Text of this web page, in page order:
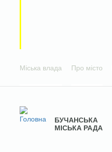
Міська влада Про місто
БУЧАНСЬКА
МІСЬКА РАДА